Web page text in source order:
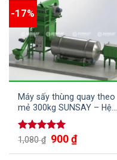
-17%
Máy sấy thùng quay theo
mẻ 300kg SUNSAY – Hệ
thống sấy đồng bộ cho
dây chuyền sản xuất
Được xếp
1,080₫ 900₫